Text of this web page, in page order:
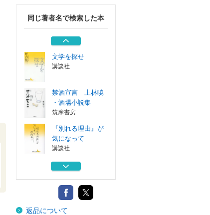
同じ著者名で検索した本
本の雑誌社
靖国
文藝春秋
文学を探せ
講談社
禁酒宣言 上林暁
・酒場小説集
筑摩書房
『別れる理由』が
気になって
講談社
日記から ５０人
本の雑誌社
靖国
文藝春秋
返品について